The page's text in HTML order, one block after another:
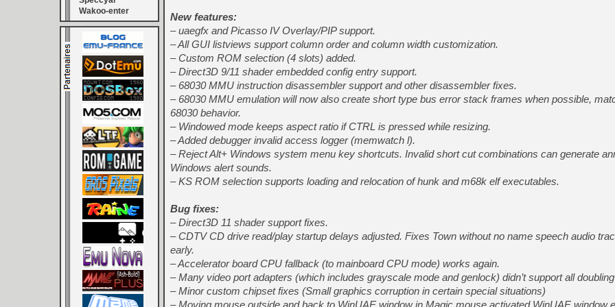
[GK] Minecraft et ses «
[GK] Beast of
[GK] Ubisoft : fin de partie
[GK] Dan Houser (GTA)
[GK] Comment EA Sports
[GK] Crimson Moon : un
[GK] Isle of Reveries : le
[GK] Moonlighter 2 : The
[GK] Capcom relance
[Mo5] Deux inédits du
[GK] Le beat'em up The
Wakoo-enter
New features:
– uaegfx and Picasso IV Overlay/PIP support.
– All GUI listviews support column order and column width customization.
– Custom ROM selection (4 slots) added.
– Direct3D 9/11 shader embedded config entry support.
– 68030 MMU instruction disassembler support and other disassembler fixes.
– 68030 MMU emulation will now also create short type bus error stack frames when possible,
68030 behavior.
– Windowed mode keeps aspect ratio if CTRL is pressed while resizing.
– Added debugger invalid access logger (memwatch l).
– Reject Alt+ Windows system menu key shortcuts. Invalid short cut combinations can generate
Windows alert sounds.
– KS ROM selection supports loading and relocation of hunk and m68k elf executables.
Bug fixes:
– Direct3D 11 shader support fixes.
– CDTV CD drive read/play startup delays adjusted. Fixes Town without no name speech audio
early.
– Accelerator board CPU fallback (to mainboard CPU mode) works again.
– Many video port adapters (which includes grayscale mode and genlock) didn’t support all
– Minor custom chipset fixes (Small graphics corruption in certain special situations)
– Moving mouse outside and back to WinUAE window in Magic mouse activated WinUAE window